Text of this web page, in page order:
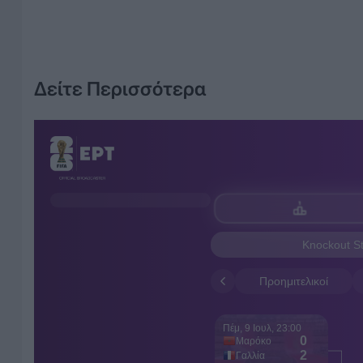
Δείτε Περισσότερα